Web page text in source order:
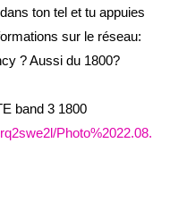
ton tel et tu appuies
sur le réseau:
? Aussi du 1800?
band 3 1800
Photo%2022.08.